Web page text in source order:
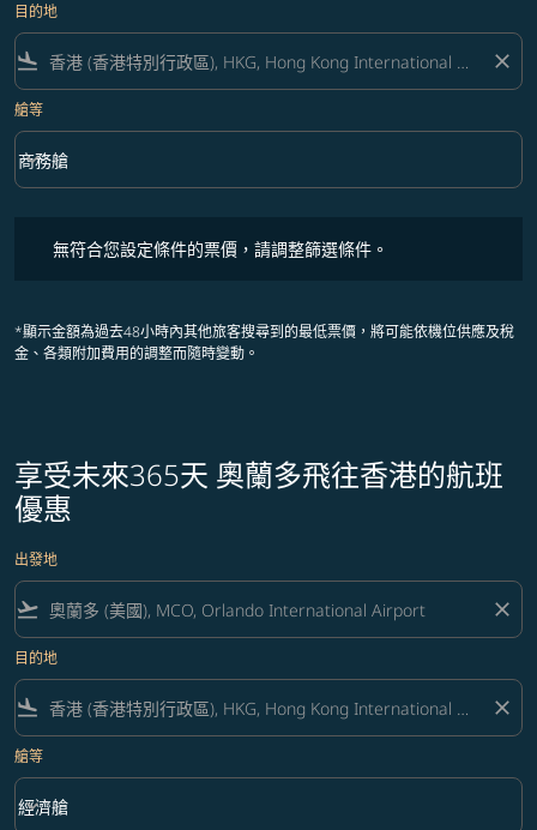
目的地
flight_land close
艙等
艙等 option 商務艙 Selected
商務艙
keyboard_arrow_down
無符合您設定條件的票價，請調整篩選條件。
*顯示金額為過去48小時內其他旅客搜尋到的最低票價，將可能依機位供應及稅
金、各類附加費用的調整而隨時變動。
享受未來365天 奧蘭多飛往香港的航班
優惠
出發地
flight_takeoff close
目的地
flight_land close
艙等
艙等 option 經濟艙 Selected
經濟艙
keyboard_arrow_down